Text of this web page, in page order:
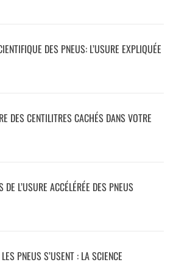
DES PNEUS: L’USURE EXPLIQUÉE
DES CENTILITRES CACHÉS DANS VOTRE
DE L’USURE ACCÉLÉRÉE DES PNEUS
PNEUS S’USENT : LA SCIENCE